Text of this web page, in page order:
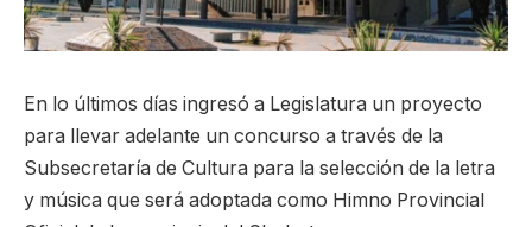
En lo últimos días ingresó a Legislatura un proyecto
para llevar adelante un concurso a través de la
Subsecretaría de Cultura para la selección de la letra
y música que será adoptada como Himno Provincial